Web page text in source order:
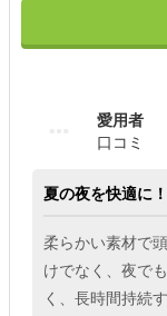
愛用者
口コミ
夏の夜を快適に
柔らかい素材で
けでなく、夜で
く、長時間持続